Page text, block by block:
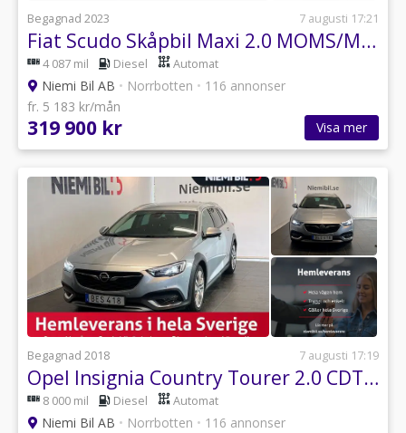
Begagnad 2023 7 augusti 17:21
Fiat Scudo Skåpbil Maxi 2.0 MOMS/MoK/Extraljus/Kamera
4 087 mil Diesel Automat
Niemi Bil AB • Norrbotten • 116 annonser
fr. 5 183 kr/mån
319 900 kr Visa mer
Begagnad 2018 7 augusti 17:19
Opel Insignia Country Tourer 2.0 CDTI 4x4 Business Dvärm/360/Skinn
8 000 mil Diesel Automat
Niemi Bil AB • Norrbotten • 116 annonser